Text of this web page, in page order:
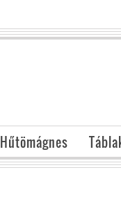
Hűtömágnes